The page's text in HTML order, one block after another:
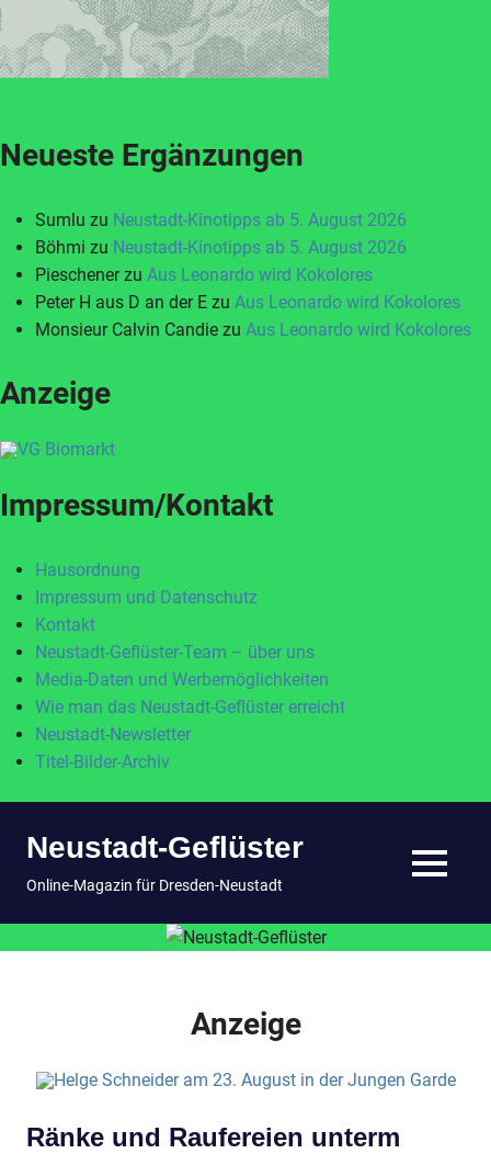
Neueste Ergänzungen
Sumlu zu Neustadt-Kinotipps ab 5. August 2026
Böhmi zu Neustadt-Kinotipps ab 5. August 2026
Pieschenerzu Aus Leonardo wird Kokolores
Peter H aus D an der E zu Aus Leonardo wird Kokolores
Monsieur Calvin Candie zu Aus Leonardo wird Kokolores
Anzeige
Impressum/Kontakt
Hausordnung
Impressum und Datenschutz
Kontakt
Neustadt-Geflüster-Team – über uns
Media-Daten und Werbemöglichkeiten
Wie man das Neustadt-Geflüster erreicht
Neustadt-Newsletter
Titel-Bilder-Archiv
InhaltNeustadt-Geflüster
Online-Magazin für Dresden-Neustadt MENÜ
Anzeige
Ränke und Raufereien unterm